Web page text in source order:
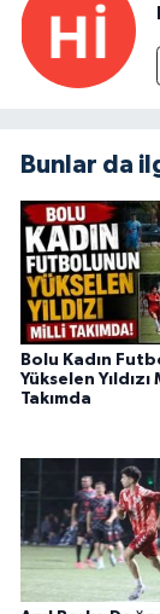
Bunlar da
Bolu Kadın
Yükselen Yıldızı
Takımda